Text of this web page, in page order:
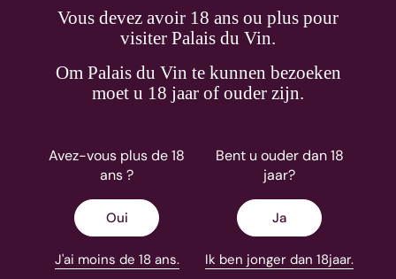
Vous devez avoir 18 ans ou plus pour
visiter Palais du Vin.
Om Palais du Vin te kunnen bezoeken
moet u 18 jaar of ouder zijn.
Avez-vous plus de 18
ans ?
Oui
J'ai moins de 18 ans.
Bent u ouder dan 18
jaar?
Ja
Ik ben jonger dan 18jaar.
Douglas Laing
"C’est en 1948 que Fred Douglas Laing a commencé à